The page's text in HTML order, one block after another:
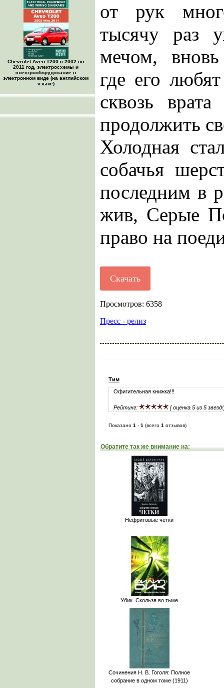
Chevrolet Aveo Т200 с 2002 по
2011 год, электросхемы и
электрооборудование в
электронном виде (на английском
языке)
от рук
тысячу раз
мечом, вновь
где его
сквозь
продолжить
Холодная
собачья
последним в
жив, Серые
право на
Скачать
Просмотров: 6358
Пресс - релиз
Тим
Офигительная книжка!!!
Рейтинг: [ оценка 5 из 5
Показано 1 - 1 (всего 1 отзывов)
Обратите так же внимание на:
Нефритовые чётки
Убик. Скользя во тьме
Сочинения Н. В. Гоголя: Полное
собрание в одном томе (1911)